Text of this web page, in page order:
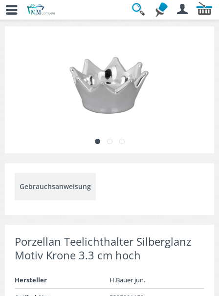
Übersicht » Teelichthalter & Windlichter
Gebrauchsanweisung
Porzellan Teelichthalter Silberglanz
Motiv Krone 3.3 cm hoch
Hersteller
H.Bauer jun.